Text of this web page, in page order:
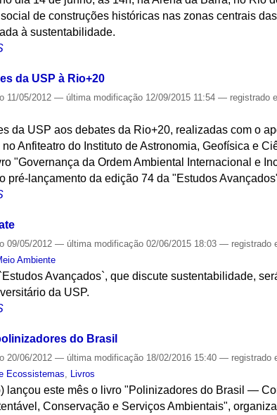
de construções históricas nas zonas centrais
à sustentabilidade.
da USP à Rio+20
11/05/2012— última modificação 12/09/2015 11:54— registrado
da USP aos debates da Rio+20, realizadas com o
Anfiteatro do Instituto de Astronomia, Geofísica e
"Governança da Ordem Ambiental Internacional e
pré-lançamento da edição 74 da "Estudos
09/05/2012— última modificação 02/06/2015 18:03— registrado
Ambiente
Avançados`, que discute sustentabilidade,
da USP.
do Brasil
20/06/2012— última modificação 18/02/2016 15:40— registrado
Ecossistemas
Livros
lançou este mês o livro "Polinizadores do Brasil —
Conservação e Serviços Ambientais",